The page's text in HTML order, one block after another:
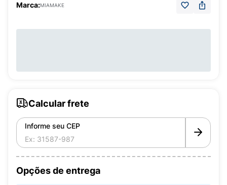
Marca:MIAMAKE
Calcular frete
Informe seu CEP
Opções de entrega